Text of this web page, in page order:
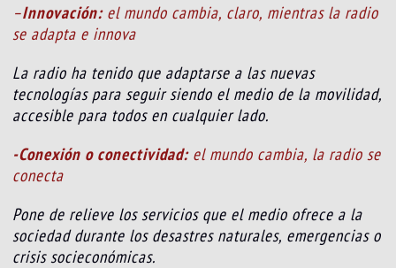
–Innovación: el mundo cambia, claro, mientras la radio
se adapta e innova
La radio ha tenido que adaptarse a las nuevas
tecnologías para seguir siendo el medio de la movilidad,
accesible para todos en cualquier lado.
-Conexión o conectividad: el mundo cambia, la radio se
conecta
Pone de relieve los servicios que el medio ofrece a la
sociedad durante los desastres naturales, emergencias o
crisis socieconómicas.